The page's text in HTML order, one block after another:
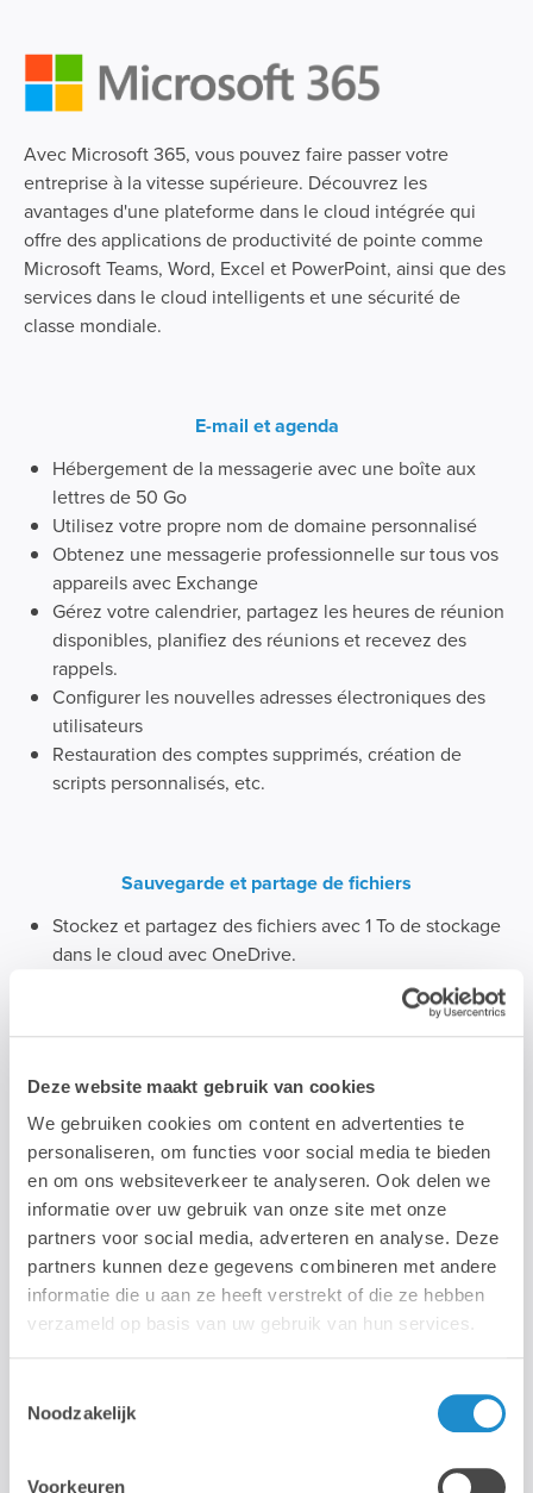
Deze website maakt gebruik van cookies
We gebruiken cookies om content en advertenties te
personaliseren, om functies voor social media te bieden
en om ons websiteverkeer te analyseren. Ook delen we
informatie over uw gebruik van onze site met onze
partners voor social media, adverteren en analyse. Deze
partners kunnen deze gegevens combineren met andere
informatie die u aan ze heeft verstrekt of die ze hebben
verzameld op basis van uw gebruik van hun services.
Noodzakelijk
Voorkeuren
Avec Microsoft 365, vous pouvez faire passer votre
entreprise à la vitesse supérieure. Découvrez les
avantages d'une plateforme dans le cloud intégrée qui
offre des applications de productivité de pointe comme
Microsoft Teams, Word, Excel et PowerPoint, ainsi que des
services dans le cloud intelligents et une sécurité de
classe mondiale.
E-mail et agenda
Hébergement de la messagerie avec une boîte aux
lettres de 50 Go
Utilisez votre propre nom de domaine personnalisé
Obtenez une messagerie professionnelle sur tous vos
appareils avec Exchange
Gérez votre calendrier, partagez les heures de réunion
disponibles, planifiez des réunions et recevez des
rappels.
Configurer les nouvelles adresses électroniques des
utilisateurs
Restauration des comptes supprimés, création de
scripts personnalisés, etc.
Sauvegarde et partage de fichiers
Stockez et partagez des fichiers avec 1 To de stockage
dans le cloud avec OneDrive.
Travaillez sur un fichier et enregistrez-le directement
sur OneDrive ou SharePoint ; vos modifications sont
mises à jour sur vos appareils synchronisés.
Partager des documents et envoyer des courriels en
toute sécurité
Ouvrir et synchroniser les fichiers sur Mac et les
appareils mobiles
Communication & collaboration
Organiser des réunions et des appels vidéo en ligne
déplacement avec Microsoft Teams.
applications de votre équipe afin de pouvoir vous